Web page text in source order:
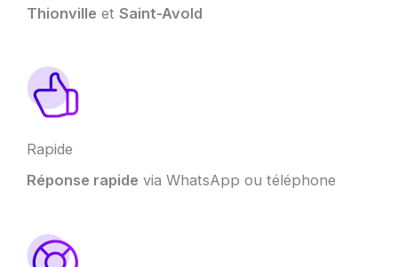
Thionville et Saint-Avold
Rapide
Réponse rapide via WhatsApp ou téléphone